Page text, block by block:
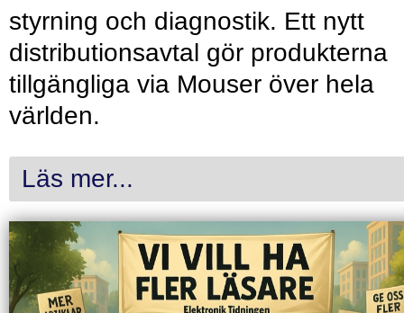
styrning och diagnostik. Ett nytt
distributionsavtal gör produkterna
tillgängliga via Mouser över hela
världen.
Läs mer...